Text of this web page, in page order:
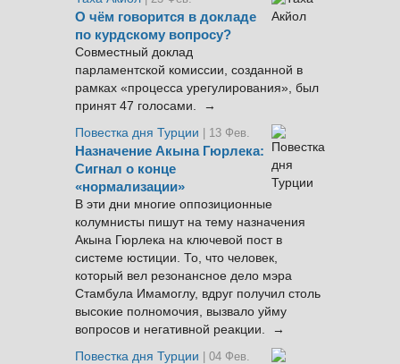
О чём говорится в докладе
по курдскому вопросу?
Совместный доклад
парламентской комиссии, созданной в
рамках «процесса урегулирования», был
принят 47 голосами. →
Повестка дня Турции
| 13 Фев.
Назначение Акына Гюрлека:
Сигнал о конце
«нормализации»
В эти дни многие оппозиционные
колумнисты пишут на тему назначения
Акына Гюрлека на ключевой пост в
системе юстиции. То, что человек,
который вел резонансное дело мэра
Стамбула Имамоглу, вдруг получил столь
высокие полномочия, вызвало уйму
вопросов и негативной реакции. →
Повестка дня Турции
| 04 Фев.